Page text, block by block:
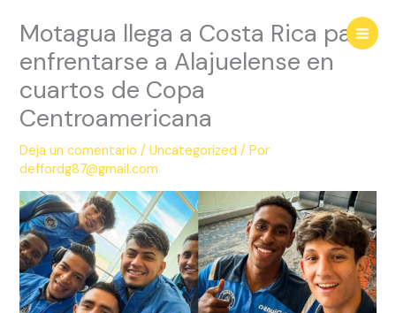
contenido
Motagua llega a Costa Rica para
enfrentarse a Alajuelense en
cuartos de Copa
Centroamericana
Deja un comentario /Uncategorized / Por
deffordg87@gmail.com